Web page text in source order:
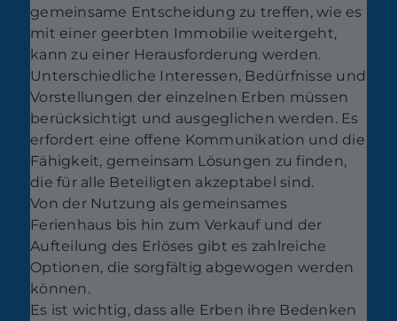
gemeinsame Entscheidung zu treffen, wie es
mit einer geerbten Immobilie weitergeht,
kann zu einer Herausforderung werden.
Unterschiedliche Interessen, Bedürfnisse und
Vorstellungen der einzelnen Erben müssen
berücksichtigt und ausgeglichen werden. Es
erfordert eine offene Kommunikation und die
Fähigkeit, gemeinsam Lösungen zu finden,
die für alle Beteiligten akzeptabel sind.
Von der Nutzung als gemeinsames
Ferienhaus bis hin zum Verkauf und der
Aufteilung des Erlöses gibt es zahlreiche
Optionen, die sorgfältig abgewogen werden
können.
Es ist wichtig, dass alle Erben ihre Bedenken